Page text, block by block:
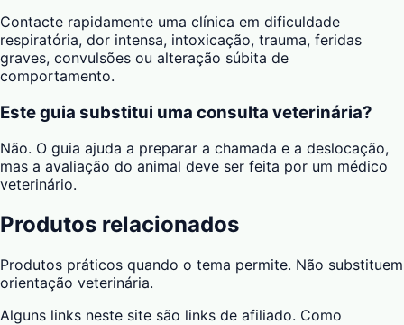
Contacte rapidamente uma clínica em dificuldade
respiratória, dor intensa, intoxicação, trauma, feridas
graves, convulsões ou alteração súbita de
comportamento.
Este guia substitui uma consulta veterinária?
Não. O guia ajuda a preparar a chamada e a deslocação,
mas a avaliação do animal deve ser feita por um médico
veterinário.
Produtos relacionados
Produtos práticos quando o tema permite. Não substituem
orientação veterinária.
Alguns links neste site são links de afiliado. Como